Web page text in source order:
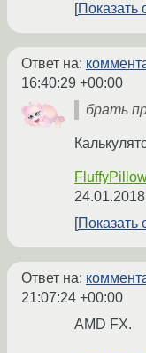
Показать
Ответ на:
16:40:29 +00:00
брать
Показать
Ответ на:
21:07:24 +00:00
AMD FX.